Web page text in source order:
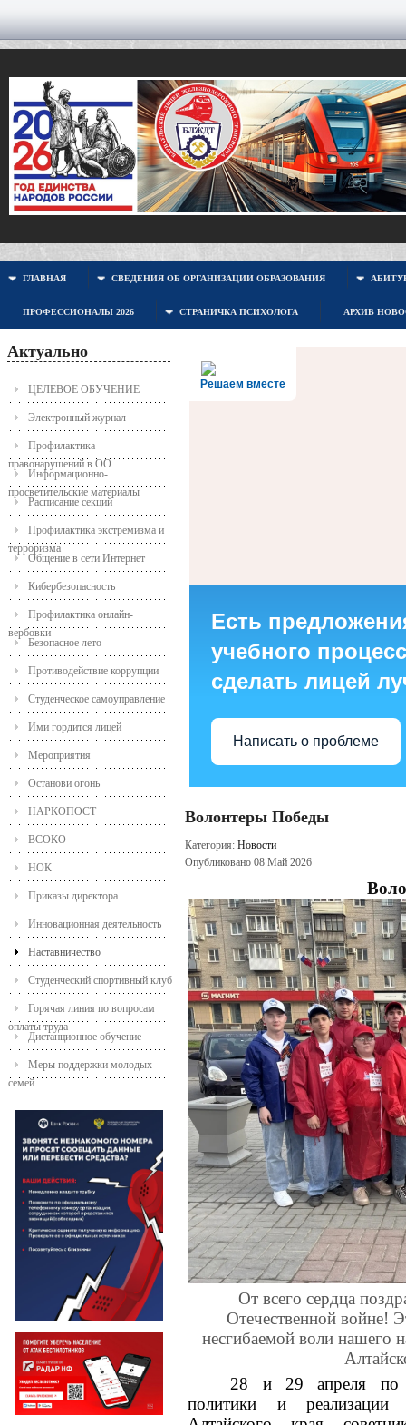
ГЛАВНАЯ СВЕДЕНИЯ ОБ ОРГАНИЗАЦИИ ОБРАЗОВАНИЯ
ПРОФЕССИОНАЛЫ 2026 СТРАНИЧКА ПСИХОЛОГА АРХИВ
Актуально
ЦЕЛЕВОЕ ОБУЧЕНИЕ
Электронный журнал
Профилактика
правонарушений в ОО
Информационно-
просветительские материалы
Расписание секций
Профилактика экстремизма и
терроризма
Общение в сети Интернет
Кибербезопасность
Профилактика онлайн-
вербовки
Безопасное лето
Противодействие коррупции
Студенческое самоуправление
Ими гордится лицей
Мероприятия
Останови огонь
НАРКОПОСТ
ВСОКО
НОК
Приказы директора
Инновационная деятельность
Наставничество
Студенческий спортивный клуб
Горячая линия по вопросам
оплаты труда
Дистанционное обучение
Меры поддержки молодых
семей
Решаем вместе
Есть
учебного
сделать лицей
Написать о проблеме
Волонтеры Победы
Категория: Новости
Опубликовано 08 Май 2026
От всего сердца
Отечественной войне!
несгибаемой воли нашего
28 и 29 апреля по
политики и реализации